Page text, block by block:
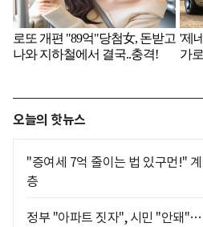
오늘의 핫뉴스
"증여세 7억 줄이는 법 있구먼!"
층
정부 "아파트 짓자", 시민 "안돼